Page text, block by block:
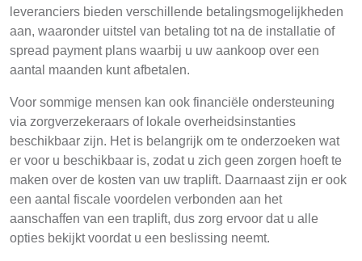
leveranciers bieden verschillende betalingsmogelijkheden
aan, waaronder uitstel van betaling tot na de installatie of
spread payment plans waarbij u uw aankoop over een
aantal maanden kunt afbetalen.
Voor sommige mensen kan ook financiële ondersteuning
via zorgverzekeraars of lokale overheidsinstanties
beschikbaar zijn. Het is belangrijk om te onderzoeken wat
er voor u beschikbaar is, zodat u zich geen zorgen hoeft te
maken over de kosten van uw traplift. Daarnaast zijn er ook
een aantal fiscale voordelen verbonden aan het
aanschaffen van een traplift, dus zorg ervoor dat u alle
opties bekijkt voordat u een beslissing neemt.